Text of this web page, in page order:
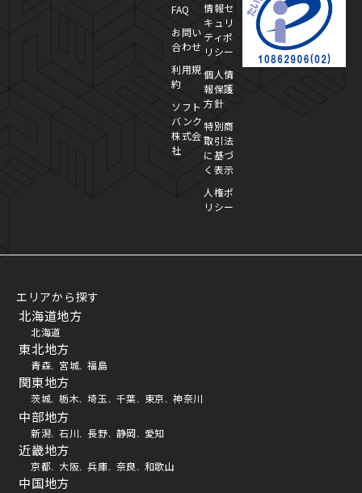
FAQ
お問い
合わせ
利用規
約
ソフト
バンク
株式会
社
情報セ
キュリ
ティポ
リシー
個人情
報保護
方針
特別商
取引法
に基づ
く表示
人権ポ
リシー
エリアから探す
北海道地方
北海道
東北地方
青森、 宮城、 福島
関東地方
茨城、 栃木、 埼玉、 千葉、 東京、 神奈川
中部地方
新潟、 石川、 長野、 静岡、 愛知
近畿地方
京都、 大阪、 兵庫、 奈良、 和歌山
中国地方